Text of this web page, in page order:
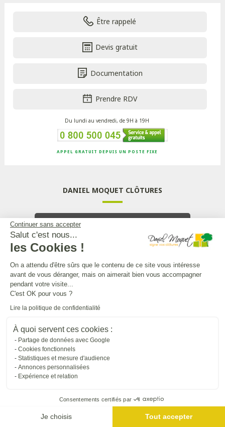
Continuer sans accepter
Salut c'est nous...
les Cookies !
On a attendu d'être sûrs que le contenu de ce site vous intéresse
avant de vous déranger, mais on aimerait bien vous accompagner
pendant votre visite...
C'est OK pour vous ?
Lire la politique de confidentialité
À quoi servent ces cookies :
Partage de données avec Google
Cookies fonctionnels
Statistiques et mesure d'audience
Annonces personnalisées
Expérience et relation
Consentements certifiés par
Je choisis Tout accepter
Être rappelé
Devis gratuit
Documentation
Prendre RDV
Du lundi au vendredi, de 9H à 19H
APPEL GRATUIT DEPUIS UN POSTE FIXE
DANIEL MOQUET CLÔTURES
Toutes nos installations
Tous nos sites internet